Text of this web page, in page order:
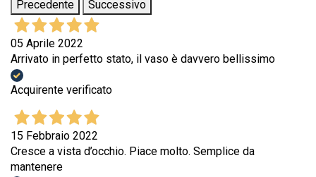
Precedente
Successivo
05 Aprile 2022
Arrivato in perfetto stato, il vaso è davvero bellissimo
Acquirente verificato
15 Febbraio 2022
Cresce a vista d’occhio. Piace molto. Semplice da
mantenere